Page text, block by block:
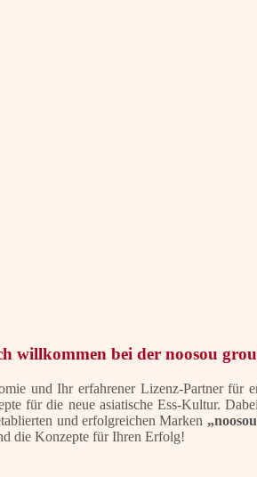
willkommen bei der noosou
und Ihr erfahrener Lizenz-Partner
für die neue asiatische Ess-Kultur.
und erfolgreichen Marken
die Konzepte für Ihren Erfolg!